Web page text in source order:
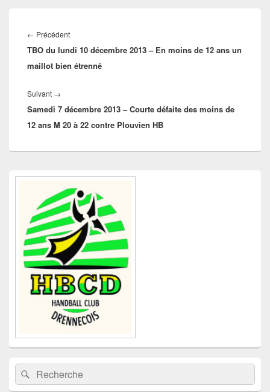
de
l’article
← PrécédentArticle
précédent :
TBO du lundi 10 décembre 2013 – En moins de 12 ans un
maillot bien étrenné
Suivant →
suivant :
Samedi 7 décembre 2013 – Courte défaite des moins de
12 ans M 20 à 22 contre Plouvien HB
Zone
barre
latérale
Recherche :Rechercher